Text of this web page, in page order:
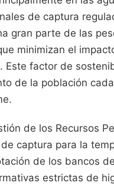
de captura
gran parte de las
minimizan el
Este factor de
de la población
de los Recursos
captura para la
de los bancos
estrictas de